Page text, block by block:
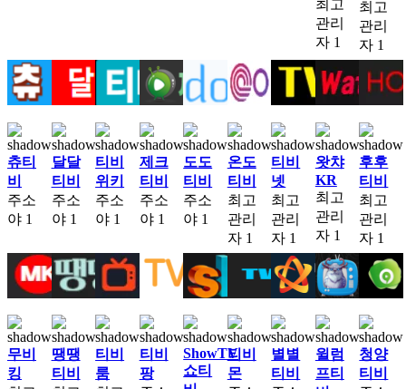
최고
관리
자 1
최고
관리
자 1
츄티
비
주소
야 1
달달
티비
주소
야 1
티비
위키
주소
야 1
제크
티비
주소
야 1
도도
티비
주소
야 1
온도
티비
최고
관리
자 1
티비
넷
최고
관리
자 1
왓챠
KR
최고
관리
자 1
후후
티비
최고
관리
자 1
무비
킹
땡땡
티비
티비
룸
티비
팡
ShowTV
쇼티
티비
몬
별별
티비
윌럼
프티
청양
티비